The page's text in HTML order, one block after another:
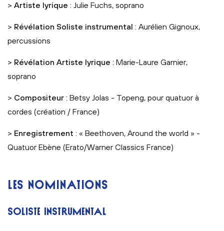
> Artiste lyrique : Julie Fuchs, soprano
> Révélation Soliste instrumental : Aurélien Gignoux,
percussions
> Révélation Artiste lyrique : Marie-Laure Garnier,
soprano
> Compositeur : Betsy Jolas - Topeng, pour quatuor à
cordes (création / France)
> Enregistrement : « Beethoven, Around the world » -
Quatuor Ebène (Erato/Warner Classics France)
LES NOMINATIONS
SOLISTE INSTRUMENTAL